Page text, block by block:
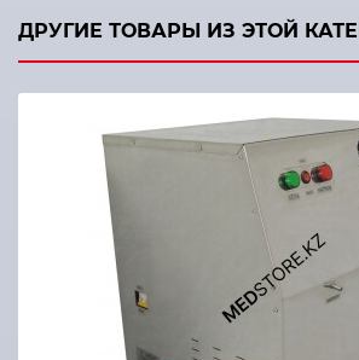
ДРУГИЕ ТОВАРЫ ИЗ ЭТОЙ